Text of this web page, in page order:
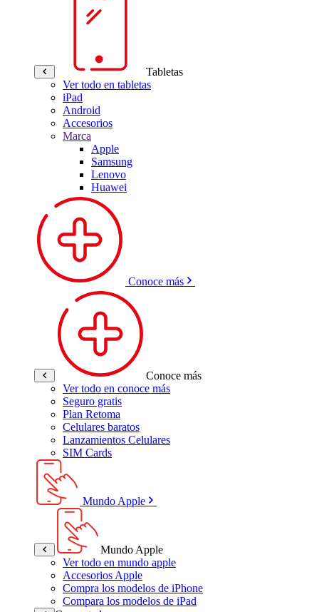
Tabletas
Ver todo en tabletas
iPad
Android
Accesorios
Marca
Apple
Samsung
Lenovo
Huawei
Conoce más
Conoce más
Ver todo en conoce más
Seguro gratis
Plan Retoma
Celulares baratos
Lanzamientos Celulares
SIM Cards
Mundo Apple
Mundo Apple
Ver todo en mundo apple
Accesorios Apple
Compra los modelos de iPhone
Compara los modelos de iPad